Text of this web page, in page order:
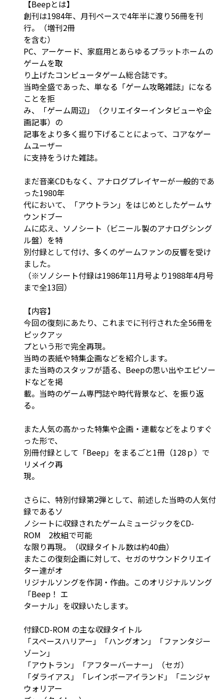
【Beepとは】
創刊は1984年、月刊ペースで4年半に渡り56冊を刊
行。（増刊2冊
を含む）
PC、アーケード、家庭用とあらゆるプラットホームの
ゲームを取
り上げたコンピュータゲーム総合誌です。
当時全盛であった、単なる「ゲーム攻略雑誌」になる
ことを拒
み、「ゲーム周辺」（クリエイターインタビューや企
画記事）の
記事をより多く掘り下げることによって、コアなゲー
ムユーザー
に支持をうけた雑誌。
まだ音楽CDもなく、アナログプレイヤーが一般的であ
った1980年
代において、「アウトラン」をはじめとしたゲームサ
ウンドブー
ムに応え、ソノシート（ビニール製のアナログシング
ル盤）を特
別付録として付け、多くのゲームファンの反響を受け
ました。
（※ソノシート付録は1986年11月号より1988年4月号
まで全13回）
【内容】
今回の復刻にあたり、これまでに刊行された全56冊を
ピックアッ
プという形で完全再現。
当時の表紙や特集企画などを紹介します。
また当時のスタッフが語る、Beepの思い出やエピソー
ドなどを掲
載。当時のゲーム専門誌や時代背景など、を振り返
る。
また人気の高かった特集や企画・連載などをよりすぐ
った形で、
別冊付録として「Beep」をまるごと1冊（128ｐ）で
リメイク再
現。
さらに、特別付録第2弾として、前述した当時の人気付
録であるソ
ノシートに収録されたゲームミュージックをCD-
ROM 2枚組で可能
な限り再現。（収録タイトル数は約40曲）
またこの復刻企画に対して、セガのサウンドクリエイ
ター達がオ
リジナルソングを作詞・作曲。このオリジナルソング
「Beep！ エ
ターナル」を収録いたします。
付録CD-ROM の主な収録タイトル
「スペースハリアー」「ハングオン」「ファンタジー
ゾーン」
「アウトラン」「アフターバーナー」（セガ）
「ダライアス」「レインボーアイランド」「ニンジャ
ウォリアー